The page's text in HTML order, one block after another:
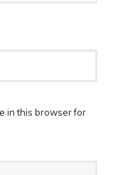
in this browser for